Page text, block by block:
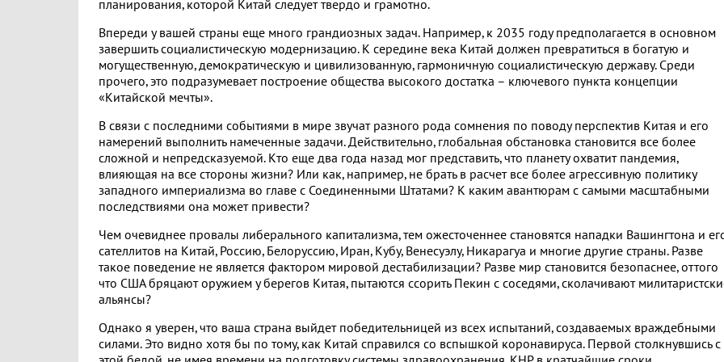
планирования, которой Китай следует твердо и грамотно.
Впереди у вашей страны еще много грандиозных задач. Например, к 2035 году предполагается в основном
завершить социалистическую модернизацию. К середине века Китай должен превратиться в богатую и
могущественную, демократическую и цивилизованную, гармоничную социалистическую державу. Среди
прочего, это подразумевает построение общества высокого достатка – ключевого пункта концепции
«Китайской мечты».
В связи с последними событиями в мире звучат разного рода сомнения по поводу перспектив Китая и его
намерений выполнить намеченные задачи. Действительно, глобальная обстановка становится все более
сложной и непредсказуемой. Кто еще два года назад мог представить, что планету охватит пандемия,
влияющая на все стороны жизни? Или как, например, не брать в расчет все более агрессивную политику
западного империализма во главе с Соединенными Штатами? К каким авантюрам с самыми масштабными
последствиями она может привести?
Чем очевиднее провалы либерального капитализма, тем ожесточеннее становятся нападки Вашингтона и
сателлитов на Китай, Россию, Белоруссию, Иран, Кубу, Венесуэлу, Никарагуа и многие другие страны. Разве
такое поведение не является фактором мировой дестабилизации? Разве мир становится безопаснее, оттого
что США бряцают оружием у берегов Китая, пытаются ссорить Пекин с соседями, сколачивают
альянсы?
Однако я уверен, что ваша страна выйдет победительницей из всех испытаний, создаваемых враждебными
силами. Это видно хотя бы по тому, как Китай справился со вспышкой коронавируса. Первой столкнувшись с